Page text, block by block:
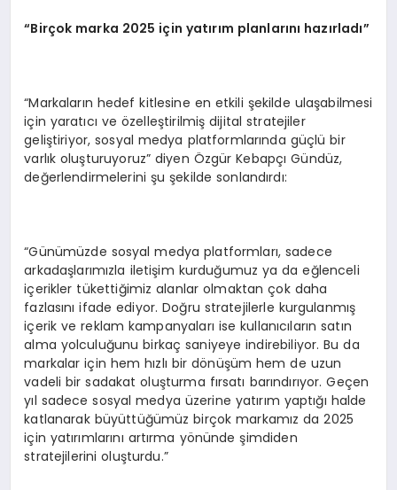
“Birçok marka 2025 için yatırım planlarını hazırladı”
“Markaların hedef kitlesine en etkili şekilde ulaşabilmesi
için yaratıcı ve özelleştirilmiş dijital stratejiler
geliştiriyor, sosyal medya platformlarında güçlü bir
varlık oluşturuyoruz” diyen Özgür Kebapçı Gündüz,
değerlendirmelerini şu şekilde sonlandırdı:
“Günümüzde sosyal medya platformları, sadece
arkadaşlarımızla iletişim kurduğumuz ya da eğlenceli
içerikler tükettiğimiz alanlar olmaktan çok daha
fazlasını ifade ediyor. Doğru stratejilerle kurgulanmış
içerik ve reklam kampanyaları ise kullanıcıların satın
alma yolculuğunu birkaç saniyeye indirebiliyor. Bu da
markalar için hem hızlı bir dönüşüm hem de uzun
vadeli bir sadakat oluşturma fırsatı barındırıyor. Geçen
yıl sadece sosyal medya üzerine yatırım yaptığı halde
katlanarak büyüttüğümüz birçok markamız da 2025
için yatırımlarını artırma yönünde şimdiden
stratejilerini oluşturdu.”